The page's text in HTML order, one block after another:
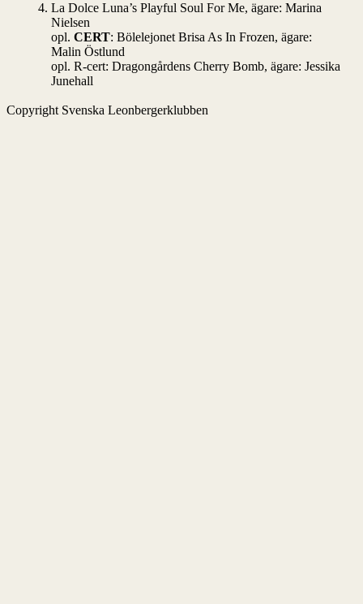
La Dolce Luna’s Playful Soul For Me, ägare: Marina
Nielsen
opl. CERT: Bölelejonet Brisa As In Frozen, ägare:
Malin Östlund
opl. R-cert: Dragongårdens Cherry Bomb, ägare: Jessika
Junehall
Copyright Svenska Leonbergerklubben